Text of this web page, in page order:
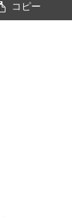
コピー